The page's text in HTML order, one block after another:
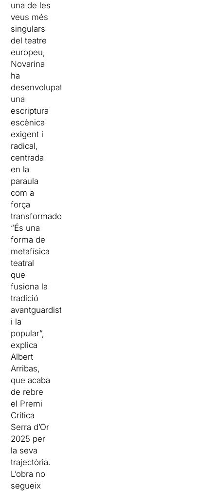
una de les
veus més
singulars
del teatre
europeu,
Novarina
ha
desenvolupat
una
escriptura
escènica
exigent i
radical,
centrada
en la
paraula
com a
força
transformadora.
“És una
forma de
metafísica
teatral
que
fusiona la
tradició
avantguardista
i la
popular”,
explica
Albert
Arribas,
que acaba
de rebre
el Premi
Crítica
Serra d’Or
2025 per
la seva
trajectòria.
L’obra no
segueix